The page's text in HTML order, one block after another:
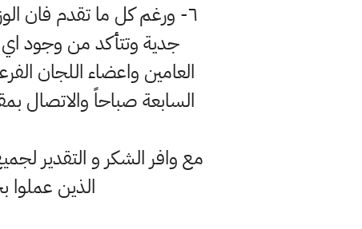
٦- ورغم كل ما تقدم فان
جدية وتتأكد من وجود اي
العامين واعضاء اللجان
السابعة صباحاً والاتصال
مع وافر الشكر و التقدير
الذين عملوا